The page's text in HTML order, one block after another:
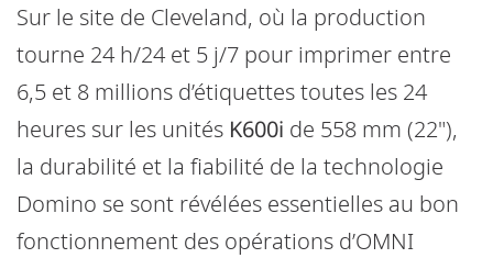
Sur le site de Cleveland, où la production
tourne 24 h/24 et 5 j/7 pour imprimer entre
6,5 et 8 millions d’étiquettes toutes les 24
heures sur les unités K600i de 558 mm (22"),
la durabilité et la fiabilité de la technologie
Domino se sont révélées essentielles au bon
fonctionnement des opérations d’OMNI